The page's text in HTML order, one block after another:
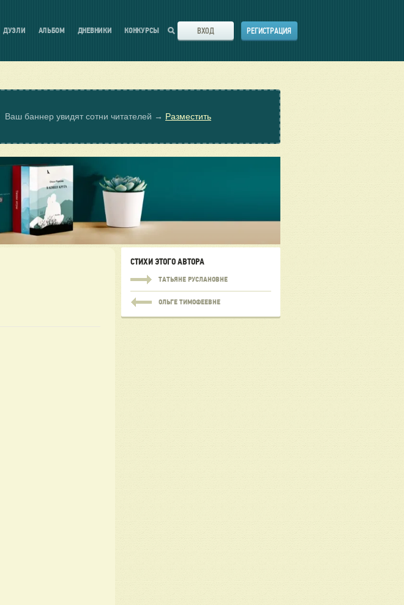
ДУЭЛИ АЛЬБОМ ДНЕВНИКИ КОНКУРСЫ ВХОД РЕГИСТРАЦИЯ
Ваш баннер увидят сотни читателей → Разместить
СТИХИ ЭТОГО АВТОРА
ТАТЬЯНЕ РУСЛАНОВНЕ
ОЛЬГЕ ТИМОФЕЕВНЕ